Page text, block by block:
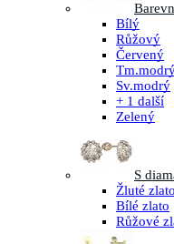
Bílý
Růžový
Červený
Sv.modrý
+ 1 další
Zelený
S
Žluté zlato
Bílé zlato
Růžové